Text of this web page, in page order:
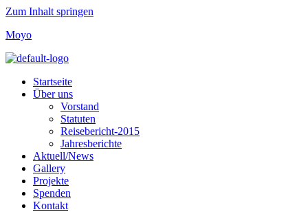
Zum Inhalt springen
Moyo
Startseite
Über uns
Vorstand
Statuten
Reisebericht-2015
Jahresberichte
Aktuell/News
Gallery
Projekte
Spenden
Kontakt